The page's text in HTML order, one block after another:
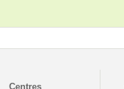
Centres